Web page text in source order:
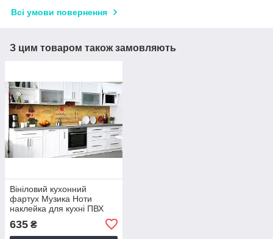
Всі умови повернення
З цим товаром також замовляють
Вініловий кухонний
фартух Музика Ноти
наклейка для кухні ПВХ
вино Абстракція Бежевий
Happy Pocket Z181713
635 ₴